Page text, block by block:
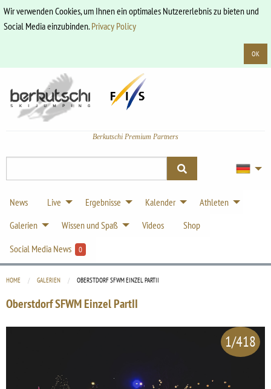
Wir verwenden Cookies, um Ihnen ein optimales Nutzererlebnis zu bieten und
Social Media einzubinden.Privacy Policy
OK
Berkutschi Premium Partners
News Live Ergebnisse Kalender
Athleten
Galerien
Wissen und Spaß Videos
Shop
Social Media News
0
HOME GALERIEN CURRENT:
OBERSTDORF SFWM EINZEL PARTII
Oberstdorf SFWM Einzel PartII
1/418